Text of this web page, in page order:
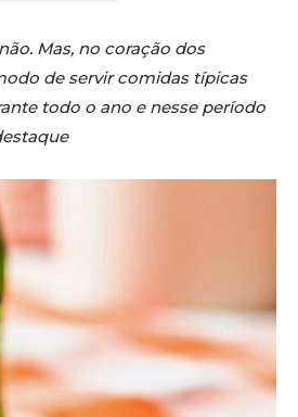
Mas, no coração dos
de servir comidas típicas
todo o ano e nesse período